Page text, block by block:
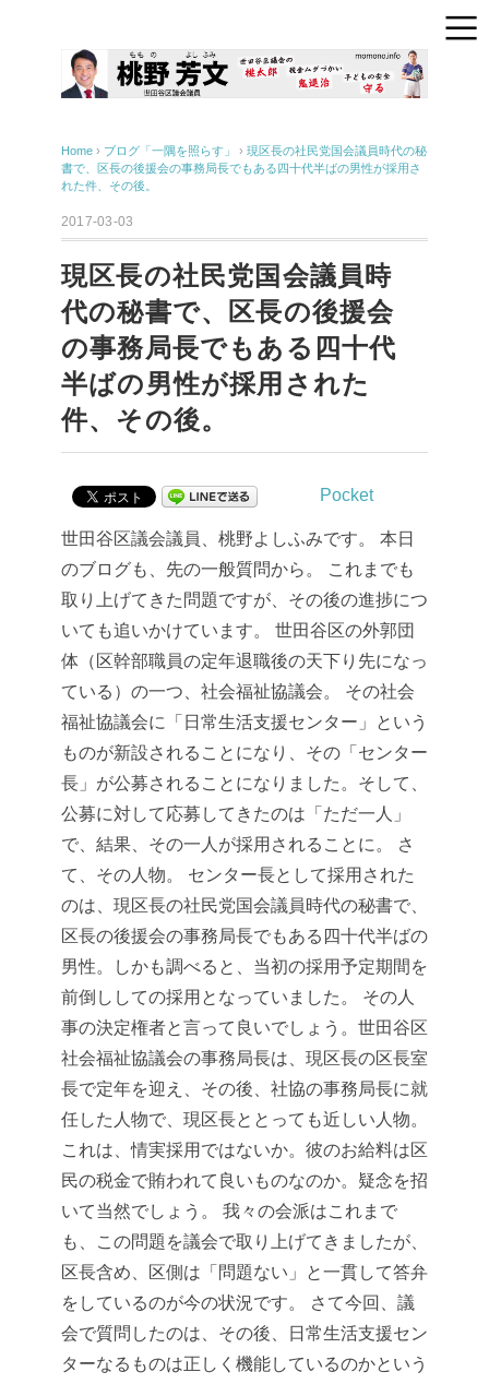
Home › ブログ「一隅を照らす」 › 現区長の社民党国会議員時代の秘
書で、区長の後援会の事務局長でもある四十代半ばの男性が採用さ
れた件、その後。
2017-03-03
現区長の社民党国会議員時
代の秘書で、区長の後援会
の事務局長でもある四十代
半ばの男性が採用された
件、その後。
Pocket
世田谷区議会議員、桃野よしふみです。
本日
のブログも、先の一般質問から。
これまでも
取り上げてきた問題ですが、その後の進捗につ
いても追いかけています。
世田谷区の外郭団
体（区幹部職員の定年退職後の天下り先になっ
ている）の一つ、社会福祉協議会。
その社会
福祉協議会に「日常生活支援センター」という
ものが新設されることになり、その「センター
長」が公募されることになりました。そして、
公募に対して応募してきたのは「ただ一人」
で、結果、その一人が採用されることに。
さ
て、その人物。
センター長として採用された
のは、現区長の社民党国会議員時代の秘書で、
区長の後援会の事務局長でもある四十代半ばの
男性。しかも調べると、当初の採用予定期間を
前倒ししての採用となっていました。
その人
事の決定権者と言って良いでしょう。世田谷区
社会福祉協議会の事務局長は、現区長の区長室
長で定年を迎え、その後、社協の事務局長に就
任した人物で、現区長ととっても近しい人物。
これは、情実採用ではないか。彼のお給料は区
民の税金で賄われて良いものなのか。疑念を招
いて当然でしょう。
我々の会派はこれまで
も、この問題を議会で取り上げてきましたが、
区長含め、区側は「問題ない」と一貫して答弁
をしているのが今の状況です。
さて今回、議
会で質問したのは、その後、日常生活支援セン
ターなるものは正しく機能しているのかという